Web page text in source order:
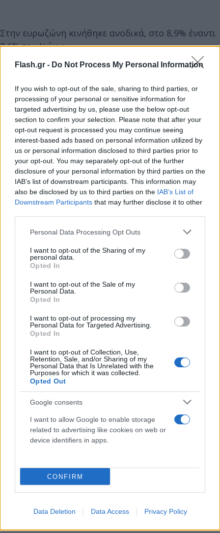
Flash.gr - Do Not Process My Personal Information
If you wish to opt-out of the sale, sharing to third parties, or
processing of your personal or sensitive information for
targeted advertising by us, please use the below opt-out
section to confirm your selection. Please note that after your
opt-out request is processed you may continue seeing
interest-based ads based on personal information utilized by
us or personal information disclosed to third parties prior to
your opt-out. You may separately opt-out of the further
disclosure of your personal information by third parties on the
IAB’s list of downstream participants. This information may
also be disclosed by us to third parties on the IAB’s List of
Downstream Participants that may further disclose it to other
Please note that this website/app uses one or more Google
not limited to your visit or usage behaviour. You may click to
grant or deny consent to Google and its third-party tags to
use your data for below specified purposes in below Google
consent section.
Personal Data Processing Opt Outs
I want to opt-out of the Sharing of my
personal data.
Opted In
I want to opt-out of the Sale of my
Personal Data.
Opted In
I want to opt-out of processing my
Personal Data for Targeted Advertising.
Opted In
I want to opt-out of Collection, Use,
Retention, Sale, and/or Sharing of my
Personal Data that Is Unrelated with the
Purposes for which it was collected.
Opted Out
Google consents
I want to allow Google to enable storage
related to advertising like cookies on web or
device identifiers in apps.
CONFIRM
Data Deletion Data Access Privacy Policy
Στην ευρωζώνη κινήθηκε ανοδικά, στο 8,9% έναντι
8,6% τον Ιούνιο.
φτάνει το 9,8% τον Ιούλιο έναντι 9,6% τον αμέσως
προηγούμενο μήνα.
Μεταξύ των επιμέρους χωρών το μικρότερο
και την Φινλανδία (8%).
Λιθουανία 20,9%.